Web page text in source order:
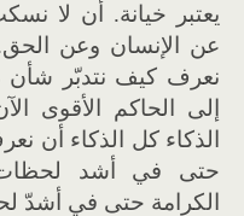
يعتبر خيانة. أن لا
عن الإنسان وعن
نعرف كيف نتدبّر شأن
إلى الحاكم الأقوى
الذكاء كل الذكاء أن
حتى في أشد
الكرامة حتى في أشدّ